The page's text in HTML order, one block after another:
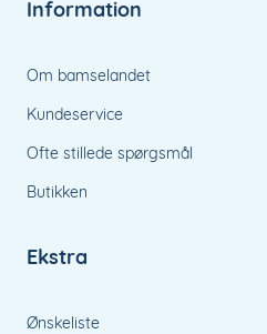
Information
Om bamselandet
Kundeservice
Ofte stillede spørgsmål
Butikken
Ekstra
Ønskeliste